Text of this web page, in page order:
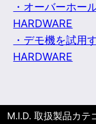
・オーバーホー
HARDWARE
・デモ機を試用
HARDWARE
M.I.D. 取扱製品カテ